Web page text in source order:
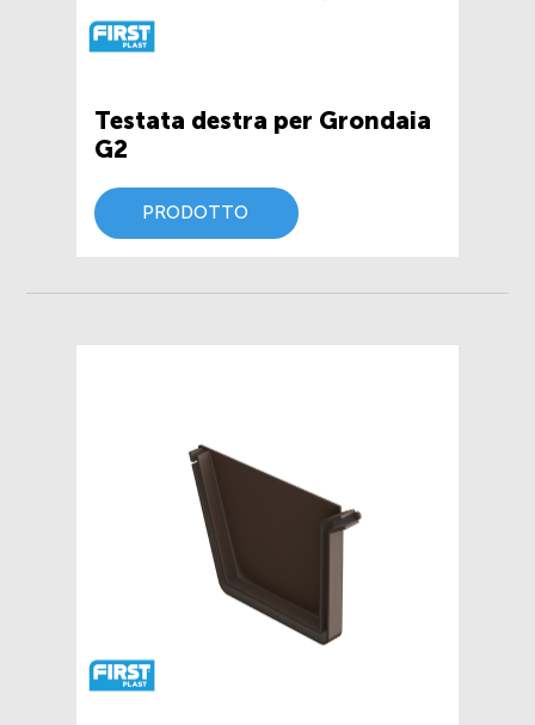
Testata destra per Grondaia
G2
PRODOTTO